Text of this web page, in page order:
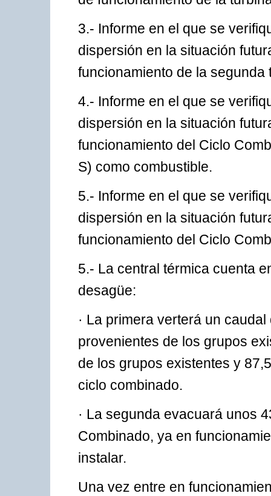
3.- Informe en el que se
dispersión en la situación
funcionamiento de la
4.- Informe en el que se
dispersión en la situación
funcionamiento del Ciclo
S) como combustible.
5.- Informe en el que se
dispersión en la situación
funcionamiento del Ciclo
5.- La central térmica cuenta
desagüe:
· La primera verterá un
provenientes de los grupos
de los grupos existentes y
ciclo combinado.
· La segunda evacuará unos
Combinado, ya en
instalar.
Una vez entre en